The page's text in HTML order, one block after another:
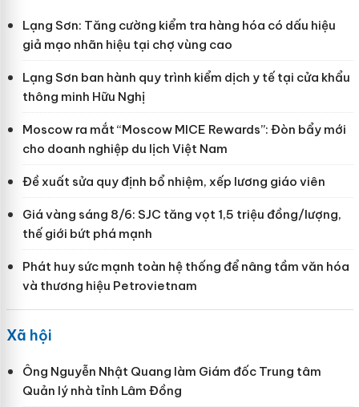
Lạng Sơn: Tăng cường kiểm tra hàng hóa có dấu hiệu
giả mạo nhãn hiệu tại chợ vùng cao
Lạng Sơn ban hành quy trình kiểm dịch y tế tại cửa khẩu
thông minh Hữu Nghị
Moscow ra mắt “Moscow MICE Rewards”: Đòn bẩy mới
cho doanh nghiệp du lịch Việt Nam
Đề xuất sửa quy định bổ nhiệm, xếp lương giáo viên
Giá vàng sáng 8/6: SJC tăng vọt 1,5 triệu đồng/lượng,
thế giới bứt phá mạnh
Phát huy sức mạnh toàn hệ thống để nâng tầm văn hóa
và thương hiệu Petrovietnam
Xã hội
Ông Nguyễn Nhật Quang làm Giám đốc Trung tâm
Quản lý nhà tỉnh Lâm Đồng